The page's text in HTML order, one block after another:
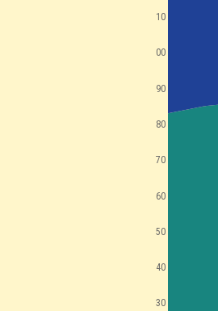
30
40
50
60
70
80
90
100
110